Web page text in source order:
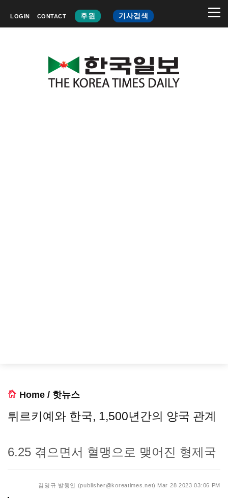
LOGIN CONTACT 후원 기사검색
Home / 핫뉴스
튀르키예와 한국, 1,500년간의 양국 관계
6.25 겪으면서 혈맹으로 맺어진 형제국
김명규 발행인 (publisher@koreatimes.net) Mar 28 2023 03:06 PM